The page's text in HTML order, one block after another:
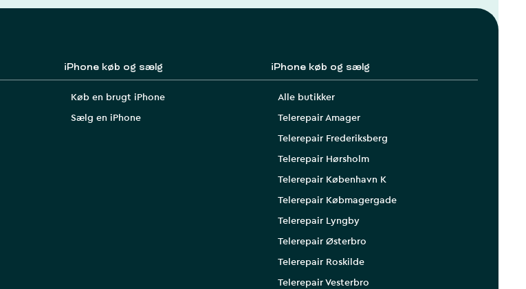
iPhone køb og sælg
Køb en brugt iPhone
Sælg en iPhone
iPhone køb og sælg
Alle butikker
Telerepair Amager
Telerepair Frederiksberg
Telerepair Hørsholm
Telerepair København K
Telerepair Købmagergade
Telerepair Lyngby
Telerepair Østerbro
Telerepair Roskilde
Telerepair Vesterbro